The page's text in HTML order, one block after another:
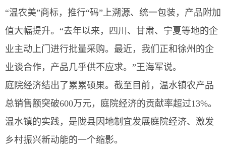
“温农美”商标，推行“码”上溯源、统一包装，产品附加
值大幅提升。“去年以来，四川、甘肃、宁夏等地的企
业主动上门进行批量采购。最近，我们正和徐州的企
业谈合作，产品几乎供不应求。”王海军说。
庭院经济结出了累累硕果。截至目前，温水镇农产品
总销售额突破600万元，庭院经济的贡献率超过13%。
温水镇的实践，是陇县因地制宜发展庭院经济、激发
乡村振兴新动能的一个缩影。